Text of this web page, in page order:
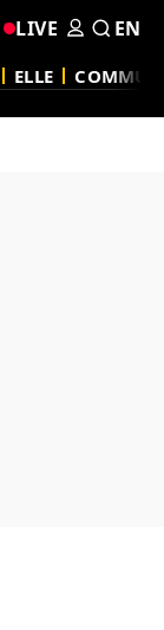
ELLE
LIVE EN